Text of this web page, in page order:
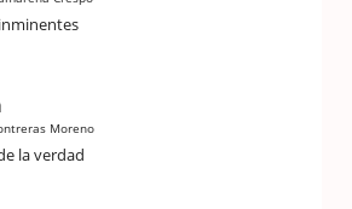
Moreno
la verdad